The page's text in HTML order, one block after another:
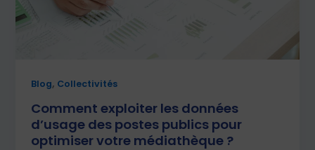
Blog, Collectivités
Comment exploiter les données
d’usage des postes publics pour
optimiser votre médiathèque ?